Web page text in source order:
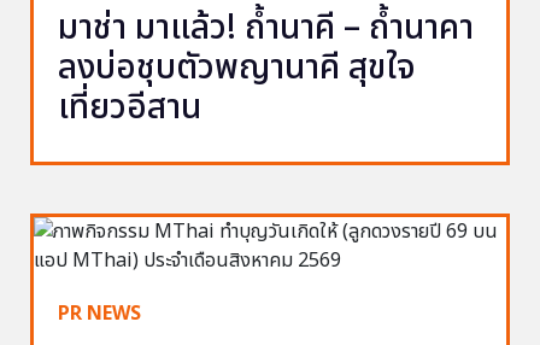
มาช่า มาแล้ว! ถ้ำนาคี – ถ้ำนาคา
ลงบ่อชุบตัวพญานาคี สุขใจ
เที่ยวอีสาน
PR NEWS